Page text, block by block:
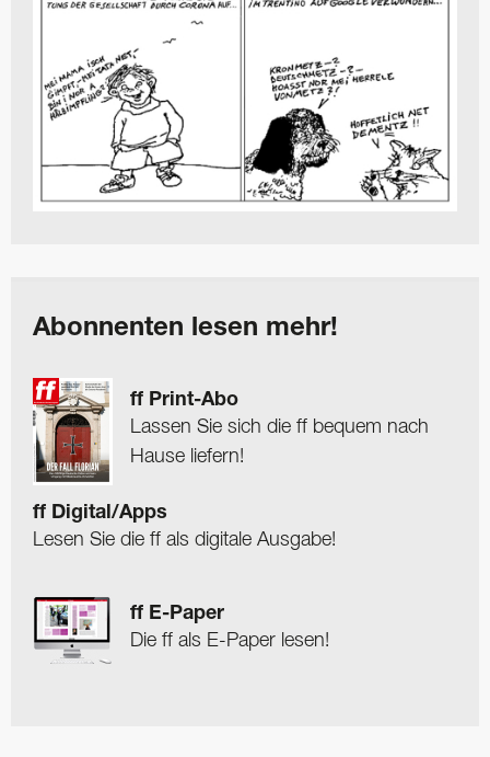
Abonnenten lesen mehr!
ff Print-Abo
Lassen Sie sich die ff bequem nach
Hause liefern!
ff Digital/Apps
Lesen Sie die ff als digitale Ausgabe!
ff E-Paper
Die ff als E-Paper lesen!